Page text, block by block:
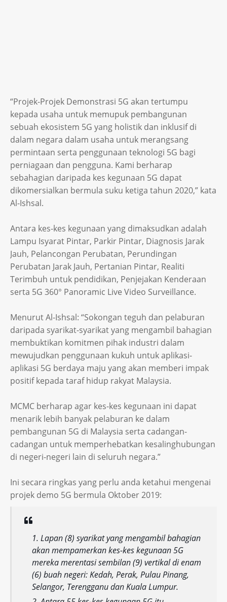
“Projek-Projek Demonstrasi 5G akan tertumpu
kepada usaha untuk memupuk pembangunan
sebuah ekosistem 5G yang holistik dan inklusif di
dalam negara dalam usaha untuk merangsang
permintaan serta penggunaan teknologi 5G bagi
perniagaan dan pengguna. Kami berharap
sebahagian daripada kes kegunaan 5G dapat
dikomersialkan bermula suku ketiga tahun 2020,” kata
Al-Ishsal.
Antara kes-kes kegunaan yang dimaksudkan adalah
Lampu Isyarat Pintar, Parkir Pintar, Diagnosis Jarak
Jauh, Pelancongan Perubatan, Perundingan
Perubatan Jarak Jauh, Pertanian Pintar, Realiti
Terimbuh untuk pendidikan, Penjejakan Kenderaan
serta 5G 360° Panoramic Live Video Surveillance.
Menurut Al-Ishsal: “Sokongan teguh dan pelaburan
daripada syarikat-syarikat yang mengambil bahagian
membuktikan komitmen pihak industri dalam
mewujudkan penggunaan kukuh untuk aplikasi-
aplikasi 5G berdaya maju yang akan memberi impak
positif kepada taraf hidup rakyat Malaysia.
MCMC berharap agar kes-kes kegunaan ini dapat
menarik lebih banyak pelaburan ke dalam
pembangunan 5G di Malaysia serta cadangan-
cadangan untuk memperhebatkan kesalinghubungan
di negeri-negeri lain di seluruh negara.”
Ini secara ringkas yang perlu anda ketahui mengenai
projek demo 5G bermula Oktober 2019:
Lapan (8) syarikat yang mengambil bahagian
akan mempamerkan kes-kes kegunaan 5G
mereka merentasi sembilan (9) vertikal di enam
(6) buah negeri: Kedah, Perak, Pulau Pinang,
Selangor, Terengganu dan Kuala Lumpur.